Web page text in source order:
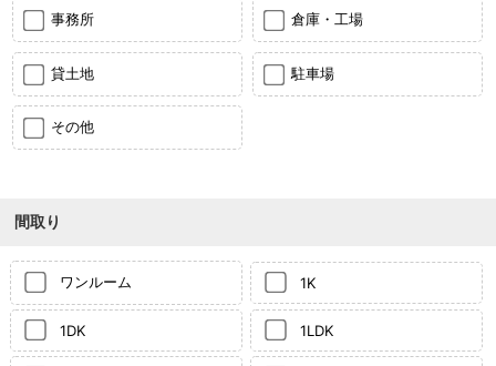
事務所 倉庫・工場
貸土地 駐車場
その他
間取り
ワンルーム 1K
1DK 1LDK